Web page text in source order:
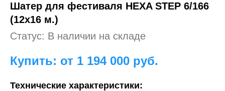
Шатер для фестиваля HEXA STEP 6/166
(12х16 м.)
Статус: В наличии на складе
Купить: от 1 194 000 руб.
Технические характеристики: